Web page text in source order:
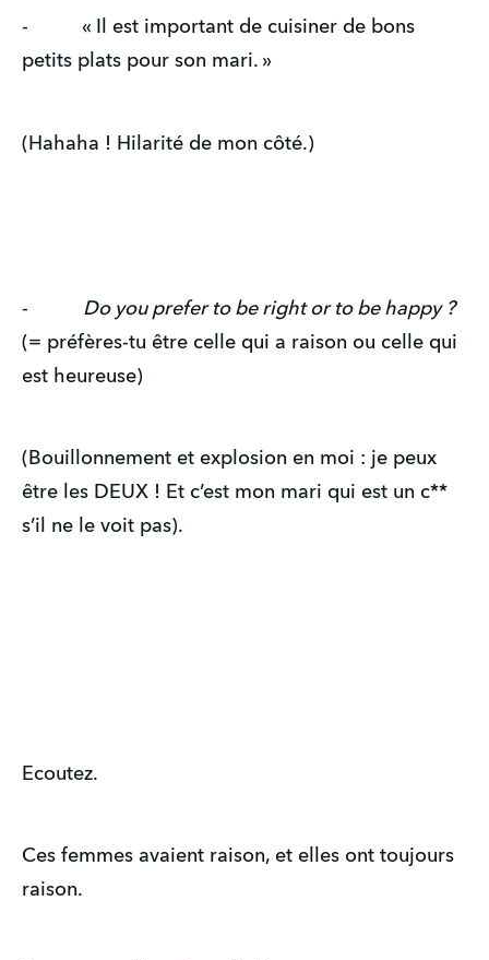
- « Il est important de cuisiner de bons
petits plats pour son mari. »
(Hahaha ! Hilarité de mon côté.)
-
Do you prefer to be right or to be happy ?
(= préfères-tu être celle qui a raison ou celle qui
est heureuse)
(Bouillonnement et explosion en moi : je peux
être les DEUX ! Et c’est mon mari qui est un c**
s’il ne le voit pas).
Ecoutez.
Ces femmes avaient raison, et elles ont toujours
raison.